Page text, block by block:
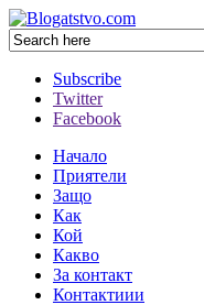
Subscribe
Twitter
Facebook
Начало
Приятели
Защо
Как
Кой
Какво
За контакт
Контактиии